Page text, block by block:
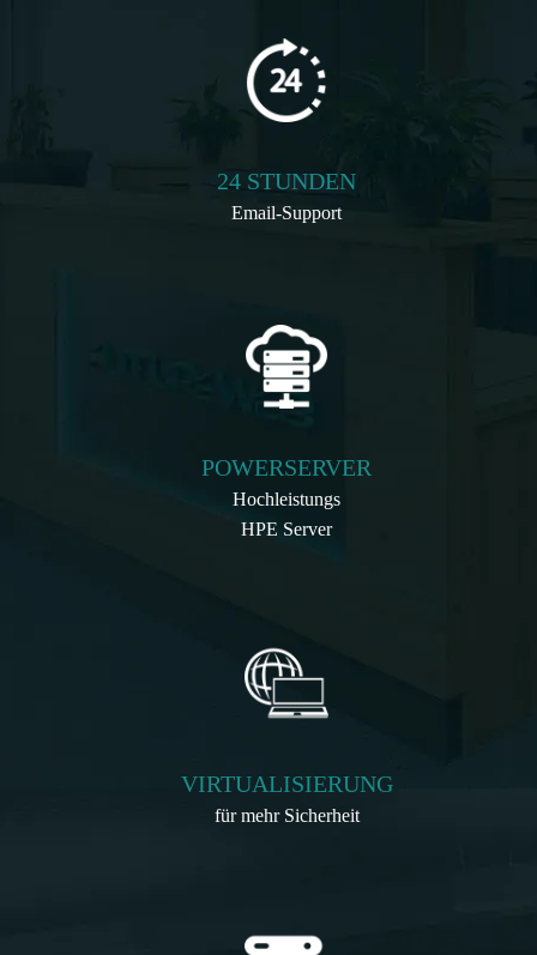
24 STUNDEN
Email-Support
POWERSERVER
Hochleistungs
HPE Server
VIRTUALISIERUNG
für mehr Sicherheit